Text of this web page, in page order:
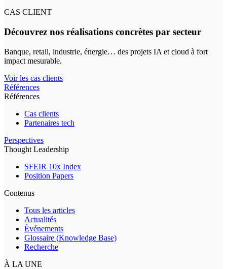
CAS CLIENT
Découvrez nos réalisations concrètes par secteur
Banque, retail, industrie, énergie… des projets IA et cloud à fort
impact mesurable.
Voir les cas clients
Références
Références
Cas clients
Partenaires tech
Perspectives
Thought Leadership
SFEIR 10x Index
Position Papers
Contenus
Tous les articles
Actualités
Événements
Glossaire (Knowledge Base)
Recherche
À LA UNE